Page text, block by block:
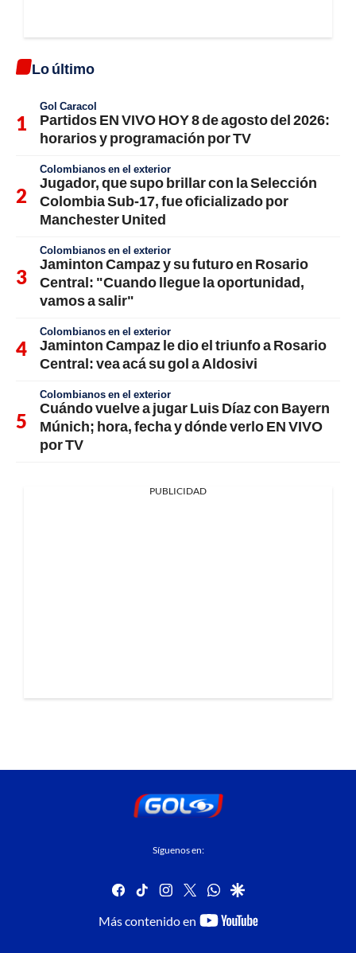
Lo último
Gol Caracol
Partidos EN VIVO HOY 8 de agosto del 2026:
horarios y programación por TV
Colombianos en el exterior
Jugador, que supo brillar con la Selección
Colombia Sub-17, fue oficializado por
Manchester United
Colombianos en el exterior
Jaminton Campaz y su futuro en Rosario
Central: "Cuando llegue la oportunidad,
vamos a salir"
Colombianos en el exterior
Jaminton Campaz le dio el triunfo a Rosario
Central: vea acá su gol a Aldosivi
Colombianos en el exterior
Cuándo vuelve a jugar Luis Díaz con Bayern
Múnich; hora, fecha y dónde verlo EN VIVO
por TV
PUBLICIDAD
Síguenos en:
facebook
tiktok instagram
twitterwhatsapp
google
Más contenido en
youtube-